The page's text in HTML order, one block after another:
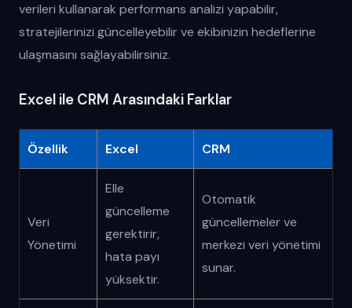
verileri kullanarak performans analizi yapabilir,
stratejilerinizi güncelleyebilir ve ekibinizin hedeflerine
ulaşmasını sağlayabilirsiniz.
Excel ile CRM Arasındaki Farklar
Özellik Excel CRM
Veri
Yönetimi
Elle
güncelleme
gerektirir,
hata payı
yüksektir.
Otomatik
güncellemeler ve
merkezi veri yönetimi
sunar.